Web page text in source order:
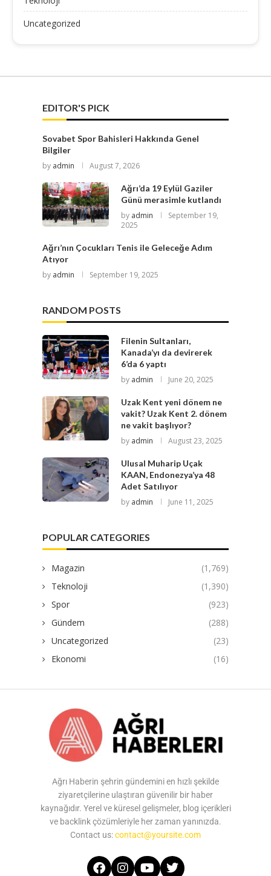
Uncategorized
EDITOR'S PICK
Sovabet Spor Bahisleri Hakkında Genel
Bilgiler
by admin August 7, 2026
Ağrı’da 19 Eylül Gaziler
Günü merasimle kutlandı
by admin
September 19,
2025
Ağrı’nın Çocukları Tenis ile Geleceğe Adım
Atıyor
by admin September 19, 2025
RANDOM POSTS
Filenin Sultanları,
Kanada’yı da devirerek
6’da 6 yaptı
by admin June 20, 2025
Uzak Kent yeni dönem ne
vakit? Uzak Kent 2. dönem
ne vakit başlıyor?
by admin August 23, 2025
Ulusal Muharip Uçak
KAAN, Endonezya’ya 48
Adet Satılıyor
by admin June 11, 2025
POPULAR CATEGORIES
Magazin
(1,769)
Teknoloji
(1,390)
Spor
(923)
Gündem
(288)
Uncategorized
(23)
Ekonomi
(16)
Ağrı Haberin şehrin gündemini en hızlı şekilde
ziyaretçilerine ulaştıran güvenilir bir haber
kaynağıdır. Yerel ve küresel gelişmeler, blog içerikleri
ve backlink çözümleriyle her zaman yanınızda.
Contact us:contact@yoursite.com